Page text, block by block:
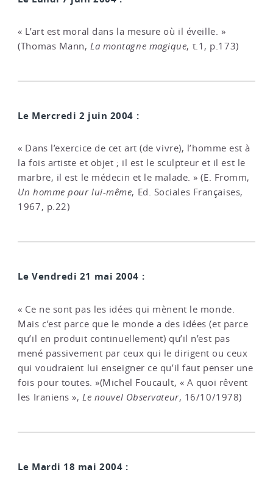
« L’art est moral dans la mesure où il éveille. »
(Thomas Mann,La montagne magique, t.1, p.173)
Le Mercredi 2 juin 2004 :
« Dans l’exercice de cet art (de vivre), l’homme est à
la fois artiste et objet ; il est le sculpteur et il est le
marbre, il est le médecin et le malade. » (E. Fromm,
Un homme pour lui-même, Ed. Sociales Françaises,
1967, p.22)
Le Vendredi 21 mai 2004 :
« Ce ne sont pas les idées qui mènent le monde.
Mais c’est parce que le monde a des idées (et parce
qu’il en produit continuellement) qu’il n’est pas
mené passivement par ceux qui le dirigent ou ceux
qui voudraient lui enseigner ce qu’il faut penser une
fois pour toutes. »(Michel Foucault, « A quoi rêvent
les Iraniens », Le nouvel Observateur, 16/10/1978)
Le Mardi 18 mai 2004 :